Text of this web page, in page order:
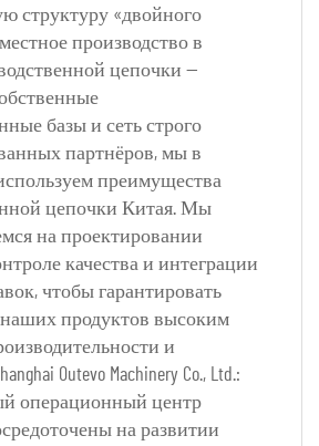
структуру «двойного
производство в
цепочки —
базы и сеть строго
партнёров, мы в
преимущества
цепочки Китая. Мы
на проектировании
качества и интеграции
чтобы гарантировать
наших продуктов высоким
и
Outevo Machinery Co., Ltd.:
операционный центр
на развитии